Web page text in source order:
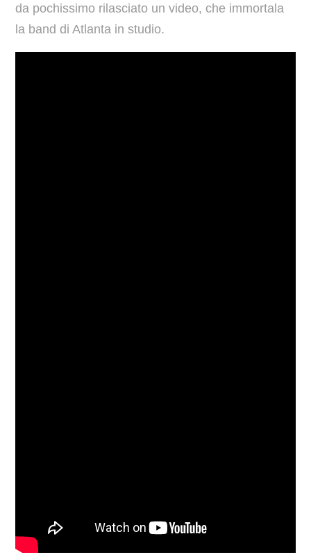
da pochissimo rilasciato un video, che immortala
la band di Atlanta in studio.